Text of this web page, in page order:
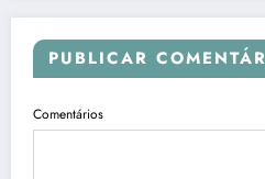
PUBLICAR
Comentários